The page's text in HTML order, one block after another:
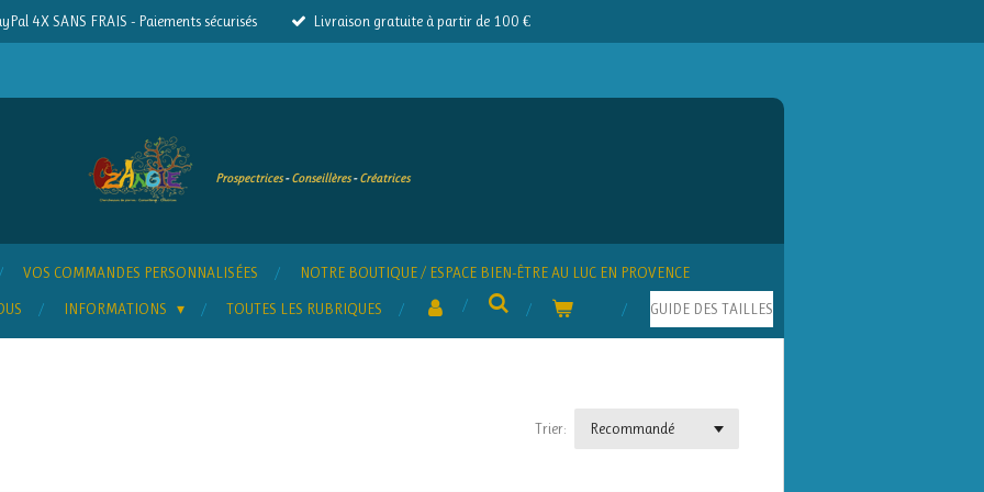
4X SANS FRAIS - Paiements sécurisés Livraison gratuite à partir de 100 €
Prospectrices-Conseillères-Créatrices
VOS COMMANDES PERSONNALISÉES NOTRE BOUTIQUE / ESPACE BIEN-ÊTRE AU LUC EN PROVENCE
INFORMATIONS TOUTES LES RUBRIQUES GUIDE DES TAILLES
Trier: